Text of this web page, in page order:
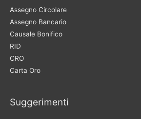
Assegno Circolare
Assegno Bancario
Causale Bonifico
RID
CRO
Carta Oro
Suggerimenti